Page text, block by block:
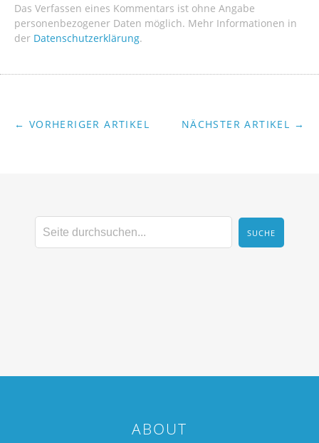
Das Verfassen eines Kommentars ist ohne Angabe
personenbezogener Daten möglich. Mehr Informationen in
der Datenschutzerklärung.
NÄCHSTER ARTIKEL →
← VORHERIGER ARTIKEL
ABOUT